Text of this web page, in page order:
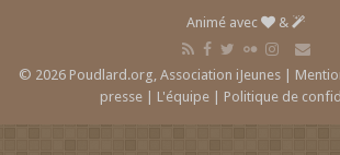
Animé avec &
© 2026 Poudlard.org, Association iJeunes |
presse
L'équipe Politique de